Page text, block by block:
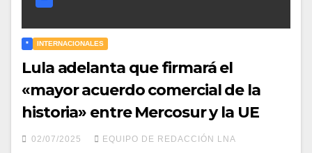
* INTERNACIONALES
Lula adelanta que firmará el
«mayor acuerdo comercial de la
historia» entre Mercosur y la UE
02/07/2025 EQUIPO DE REDACCIÓN LNA